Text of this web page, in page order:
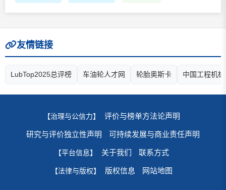
友情链接
LubTop2025总评榜 车油轮人才网 轮胎奥斯卡 中国工程机
【治理与公信力】 评价与榜单方法论声明
研究与评价独立性声明 可持续发展与商业责任声明
【平台信息】 关于我们 联系方式
【法律与版权】 版权信息 网站地图